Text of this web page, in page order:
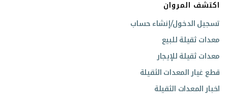
اكتشف المروان
تسجيل الدخول/إنشاء حساب
معدات ثقيلة للبيع
معدات ثقيلة للإيجار
قطع غيار المعدات الثقيلة
اخبار المعدات الثقيلة